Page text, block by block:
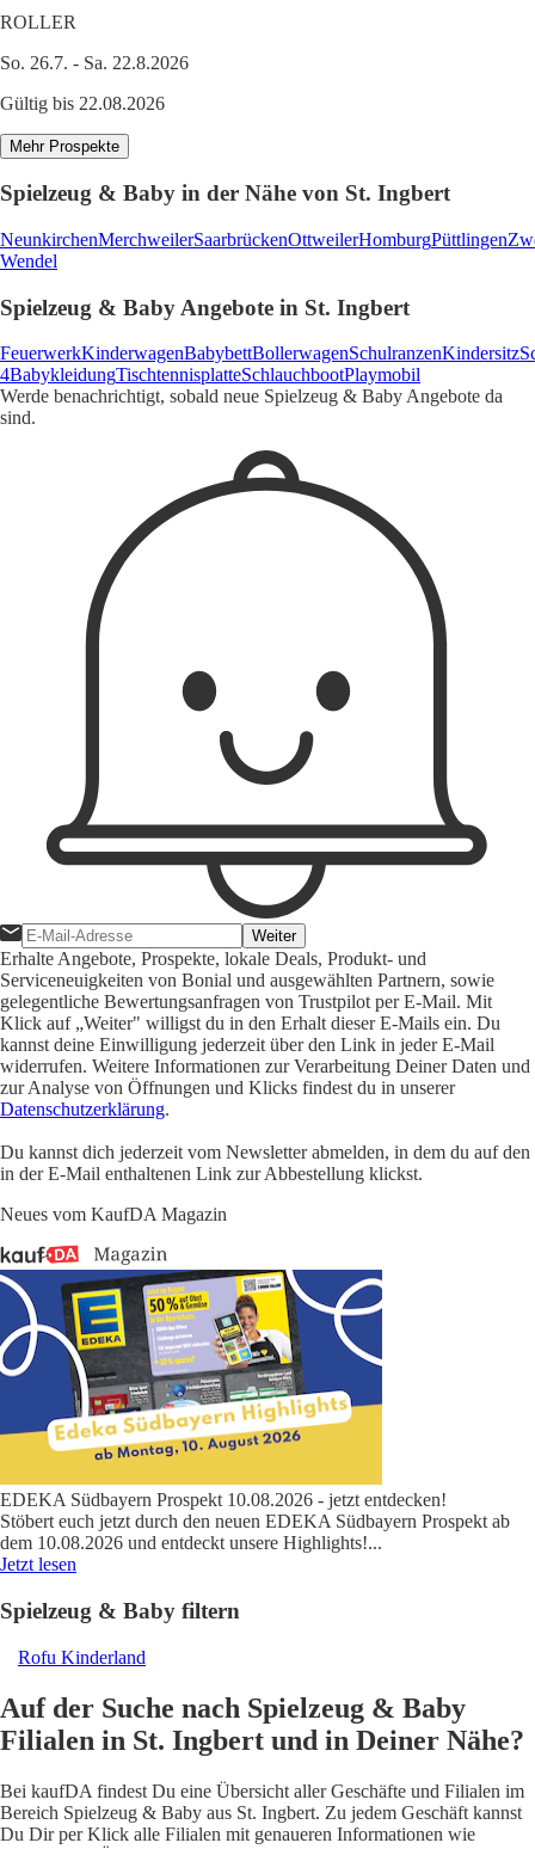
ROLLER
So. 26.7. - Sa. 22.8.2026
Gültig bis 22.08.2026
Mehr Prospekte
Spielzeug & Baby in der Nähe von St. Ingbert
NeunkirchenMerchweilerSaarbrückenOttweilerHomburgPüttlingen
Wendel
Spielzeug & Baby Angebote in St. Ingbert
FeuerwerkKinderwagenBabybettBollerwagenSchulranzenKindersitz
4BabykleidungTischtennisplatteSchlauchbootPlaymobil
Werde benachrichtigt, sobald neue Spielzeug & Baby Angebote da
sind.
Weiter
Erhalte Angebote, Prospekte, lokale Deals, Produkt- und
Serviceneuigkeiten von Bonial und ausgewählten Partnern, sowie
gelegentliche Bewertungsanfragen von Trustpilot per E-Mail. Mit
Klick auf „Weiter" willigst du in den Erhalt dieser E-Mails ein. Du
kannst deine Einwilligung jederzeit über den Link in jeder E-Mail
widerrufen. Weitere Informationen zur Verarbeitung Deiner Daten und
zur Analyse von Öffnungen und Klicks findest du in unserer
Datenschutzerklärung.
Du kannst dich jederzeit vom Newsletter abmelden, in dem du auf den
in der E-Mail enthaltenen Link zur Abbestellung klickst.
Neues vom KaufDA Magazin
EDEKA Südbayern Prospekt 10.08.2026 - jetzt entdecken!
Stöbert euch jetzt durch den neuen EDEKA Südbayern Prospekt ab
dem 10.08.2026 und entdeckt unsere Highlights!...
Jetzt lesen
Spielzeug & Baby filtern
Rofu Kinderland
Auf der Suche nach Spielzeug & Baby
Filialen in St. Ingbert und in Deiner Nähe?
Bei kaufDA findest Du eine Übersicht aller Geschäfte und Filialen im
Bereich Spielzeug & Baby aus St. Ingbert. Zu jedem Geschäft kannst
Du Dir per Klick alle Filialen mit genaueren Informationen wie